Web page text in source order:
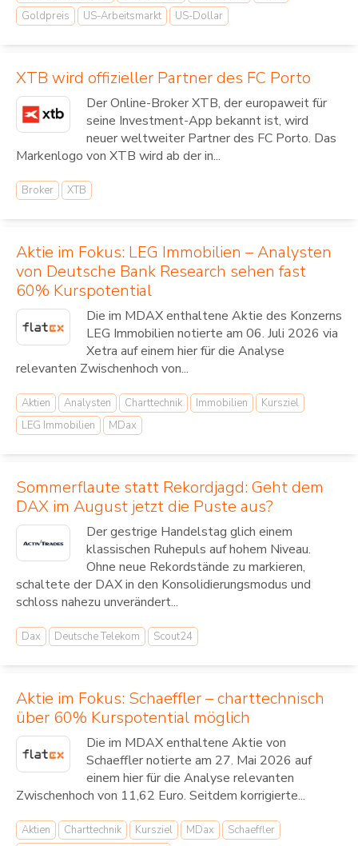
Goldpreis
US-Arbeitsmarkt US-Dollar
XTB wird offizieller Partner des FC Porto
Der Online-Broker XTB, der europaweit für
seine Investment-App bekannt ist, wird
neuer weltweiter Partner des FC Porto. Das
Markenlogo von XTB wird ab der in...
Broker XTB
Aktie im Fokus: LEG Immobilien – Analysten
von Deutsche Bank Research sehen fast
60% Kurspotential
Die im MDAX enthaltene Aktie des Konzerns
LEG Immobilien notierte am 06. Juli 2026 via
Xetra auf einem hier für die Analyse
relevanten Zwischenhoch von...
Aktien Analysten Charttechnik Immobilien
Kursziel
LEG Immobilien
MDax
Sommerflaute statt Rekordjagd: Geht dem
DAX im August jetzt die Puste aus?
Der gestrige Handelstag glich einem
klassischen Ruhepuls auf hohem Niveau.
Ohne neue Rekordstände zu markieren,
schaltete der DAX in den Konsolidierungsmodus und
schloss nahezu unverändert...
Dax Deutsche Telekom Scout24
Aktie im Fokus: Schaeffler – charttechnisch
über 60% Kurspotential möglich
Die im MDAX enthaltene Aktie von
Schaeffler notierte am 27. Mai 2026 auf
einem hier für die Analyse relevanten
Zwischenhoch von 11,62 Euro. Seitdem korrigierte...
Aktien Charttechnik Kursziel MDax
Schaeffler